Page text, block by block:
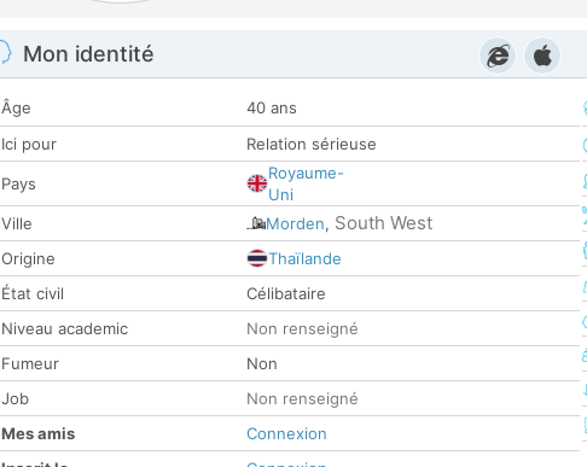
Mon identité
Âge
40 ans
Ici pour
Relation sérieuse
Pays
Royaume-
Uni
Ville
Morden, South West
Origine
Thaïlande
État civil
Célibataire
Niveau academic
Non renseigné
Fumeur
Non
Job
Non renseigné
Mes amis
Connexion